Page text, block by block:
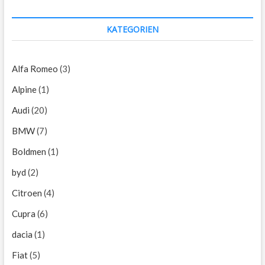
KATEGORIEN
Alfa Romeo (3)
Alpine(1)
Audi (20)
BMW(7)
Boldmen (1)
byd (2)
Citroen (4)
Cupra (6)
dacia (1)
Fiat(5)